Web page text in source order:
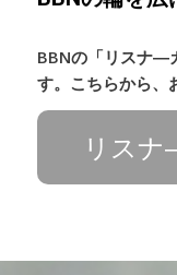
BBNの「リスナ―
す。こちらから、
リス